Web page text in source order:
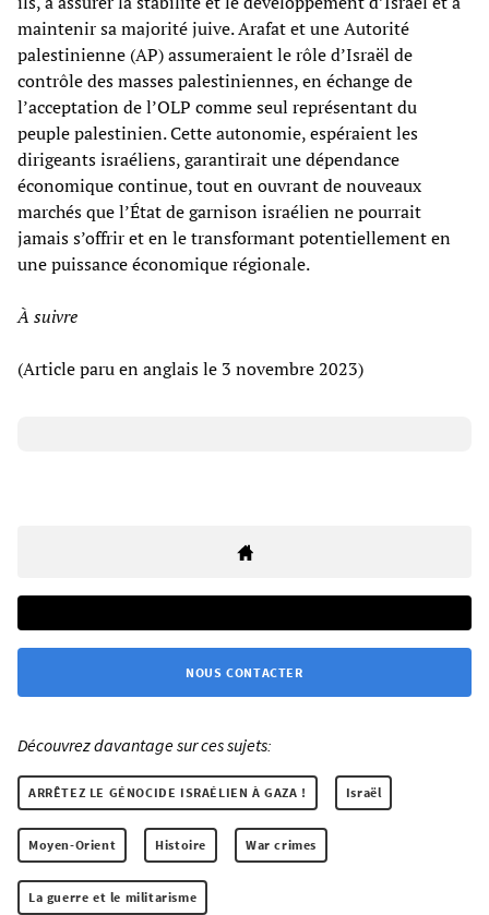
maintenir sa majorité juive. Arafat et une Autorité
palestinienne (AP) assumeraient le rôle d’Israël de
contrôle des masses palestiniennes, en échange de
l’acceptation de l’OLP comme seul représentant du
peuple palestinien. Cette autonomie, espéraient les
dirigeants israéliens, garantirait une dépendance
économique continue, tout en ouvrant de nouveaux
marchés que l’État de garnison israélien ne pourrait
jamais s’offrir et en le transformant potentiellement en
une puissance économique régionale.
À suivre
(Article paru en anglais le 3 novembre 2023)
NOUS CONTACTER
Découvrez davantage sur ces sujets:
ARRÊTEZ LE GÉNOCIDE ISRAÉLIEN À GAZA ! Israël
Moyen-Orient Histoire War crimes
La guerre et le militarisme